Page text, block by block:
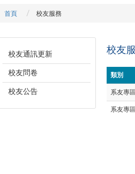
首頁 校友服務
校友通訊更新
校友問卷
校友公告
校友
類別
系友專
系友專